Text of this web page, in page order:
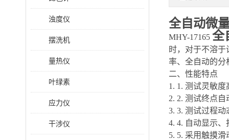
浊度仪
摆洗机
量热仪
叶绿素
应力仪
干涉仪
全自动微
MHY-17165 全
时，对于不溶
率、全自动的分
二、性能特点
1. 1. 测试灵敏
2. 2. 测试终点
3. 3. 测试过程
4. 4. 自动显示
5. 5. 采用触摸